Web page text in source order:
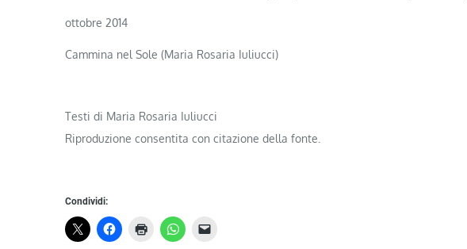
ottobre 2014
Cammina nel Sole (Maria Rosaria Iuliucci)
Testi di Maria Rosaria Iuliucci
Riproduzione consentita con citazione della fonte.
Condividi: